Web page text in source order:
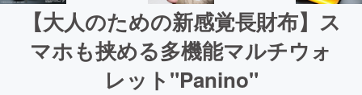
【大人のための新感覚長財布】ス
マホも挟める多機能マルチウォ
レット"Panino"